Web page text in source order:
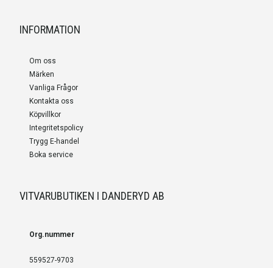
INFORMATION
Om oss
Märken
Vanliga Frågor
Kontakta oss
Köpvillkor
Integritetspolicy
Trygg E-handel
Boka service
VITVARUBUTIKEN I DANDERYD AB
Org.nummer
559527-9703